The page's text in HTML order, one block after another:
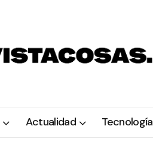
Actualidad Tecnología